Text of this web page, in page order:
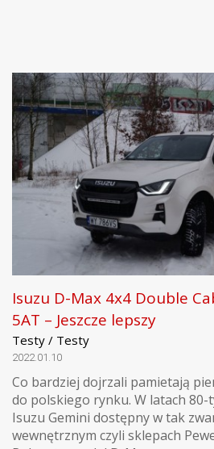
Isuzu D-Max 4x4 Double
5AT – Jeszcze lepszy
Testy / Testy
2022.01.10
Co bardziej dojrzali pamietają
do polskiego rynku. W latach 80-
Isuzu Gemini dostępny w tak
wewnętrznym czyli sklepach